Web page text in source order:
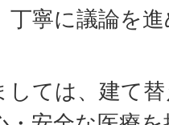
丁寧に議論を
しては、建て